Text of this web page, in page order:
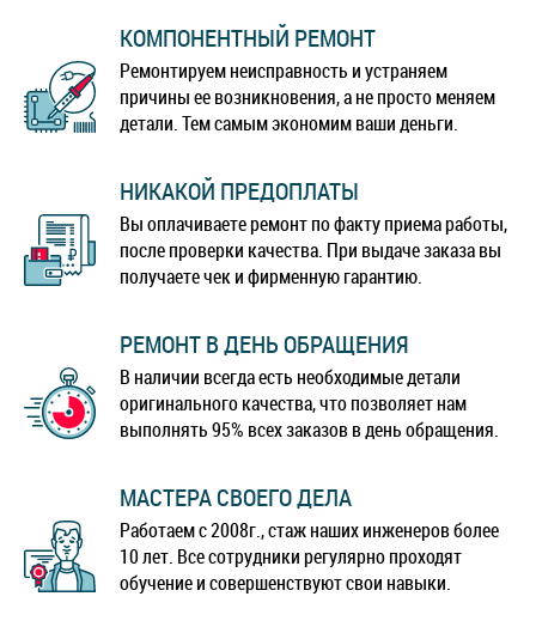
КОМПОНЕНТНЫЙ РЕМОНТ
Ремонтируем неисправность и устраняем
причины ее возникновения, а не просто меняем
детали. Тем самым экономим ваши деньги.
НИКАКОЙ ПРЕДОПЛАТЫ
Вы оплачиваете ремонт по факту приема работы,
после проверки качества. При выдаче заказа вы
получаете чек и фирменную гарантию.
РЕМОНТ В ДЕНЬ ОБРАЩЕНИЯ
В наличии всегда есть необходимые детали
оригинального качества, что позволяет нам
выполнять 95% всех заказов в день обращения.
МАСТЕРА СВОЕГО ДЕЛА
Работаем с 2008г., стаж наших инженеров более
10 лет. Все сотрудники регулярно проходят
обучение и совершенствуют свои навыки.